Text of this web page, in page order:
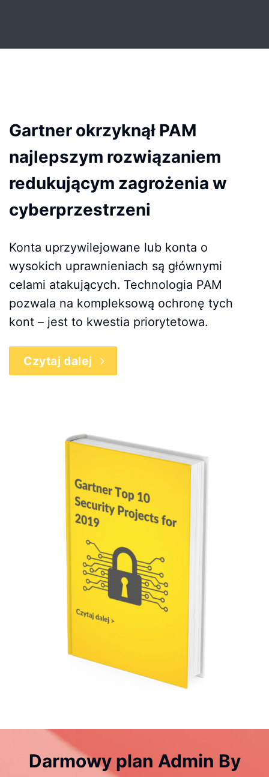
Gartner okrzyknął PAM
najlepszym rozwiązaniem
redukującym zagrożenia w
cyberprzestrzeni
Konta uprzywilejowane lub konta o
wysokich uprawnieniach są głównymi
celami atakujących. Technologia PAM
pozwala na kompleksową ochronę tych
kont – jest to kwestia priorytetowa.
Czytaj dalej
Darmowy plan Admin By